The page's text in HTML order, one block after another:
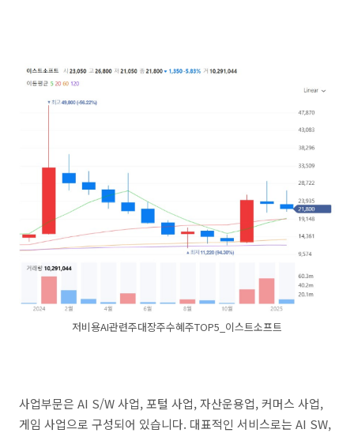
저비용AI관련주대장주수혜주TOP5_이스트소프트
사업부문은 AI S/W 사업, 포털 사업, 자산운용업, 커머스 사업,
게임 사업으로 구성되어 있습니다. 대표적인 서비스로는 AI SW,